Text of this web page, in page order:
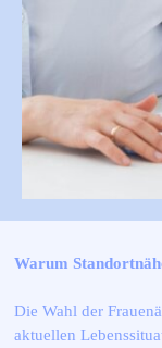
Warum
Die Wahl der
aktuellen